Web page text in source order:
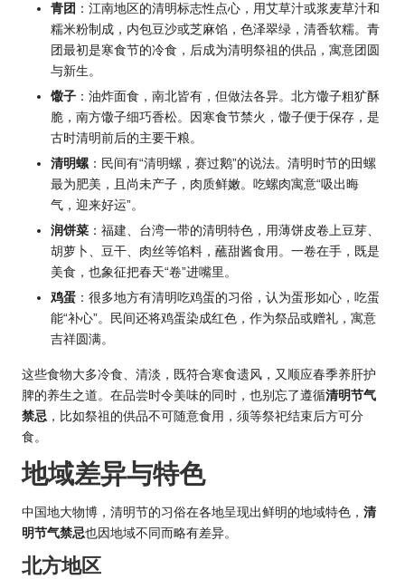
青团 ：江南地区的清明标志性点心，用艾草汁或浆麦草汁和
糯米粉制成，内包豆沙或芝麻馅，色泽翠绿，清香软糯。青
团最初是寒食节的冷食，后成为清明祭祖的供品，寓意团圆
与新生。
馓子 ：油炸面食，南北皆有，但做法各异。北方馓子粗犷酥
脆，南方馓子细巧香松。因寒食节禁火，馓子便于保存，是
古时清明前后的主要干粮。
清明螺 ：民间有“清明螺，赛过鹅”的说法。清明时节的田螺
最为肥美，且尚未产子，肉质鲜嫩。吃螺肉寓意“吸出晦
气，迎来好运”。
润饼菜 ：福建、台湾一带的清明特色，用薄饼皮卷上豆芽、
胡萝卜、豆干、肉丝等馅料，蘸甜酱食用。一卷在手，既是
美食，也象征把春天“卷”进嘴里。
鸡蛋 ：很多地方有清明吃鸡蛋的习俗，认为蛋形如心，吃蛋
能“补心”。民间还将鸡蛋染成红色，作为祭品或赠礼，寓意
吉祥圆满。
这些食物大多冷食、清淡，既符合寒食遗风，又顺应春季养肝护
脾的养生之道。在品尝时令美味的同时，也别忘了遵循清明节气
禁忌 ，比如祭祖的供品不可随意食用，须等祭祀结束后方可分
食。
地域差异与特色
中国地大物博，清明节的习俗在各地呈现出鲜明的地域特色， 清
明节气禁忌也因地域不同而略有差异。
北方地区